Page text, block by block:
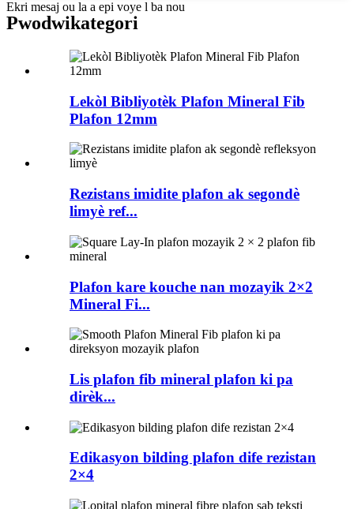
Ekri mesaj ou la a epi voye l ba nou
Pwodwikategori
Lekòl Bibliyotèk Plafon Mineral Fib
Plafon 12mm
Rezistans imidite plafon ak segondè
limyè ref...
Plafon kare kouche nan mozayik 2×2
Mineral Fi...
Lis plafon fib mineral plafon ki pa
dirèk...
Edikasyon bilding plafon dife rezistan
2×4